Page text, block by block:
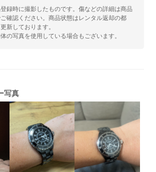
登録時に撮影したものです。傷などの詳細は商品
確認ください。商品状態はレンタル返却の都
新しております。
の写真を使用している場合もございます。
写真